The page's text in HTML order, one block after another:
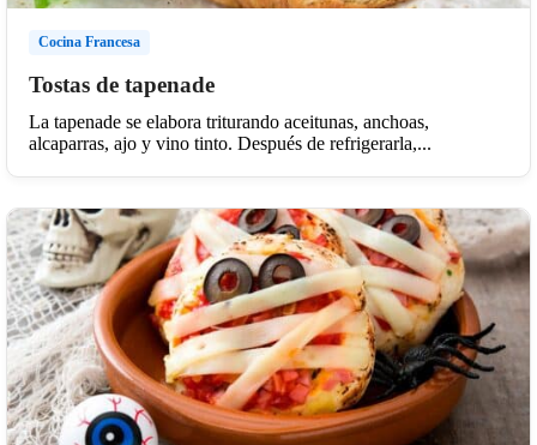
Cocina Francesa
Tostas de tapenade
La tapenade se elabora triturando aceitunas, anchoas,
alcaparras, ajo y vino tinto. Después de refrigerarla,...